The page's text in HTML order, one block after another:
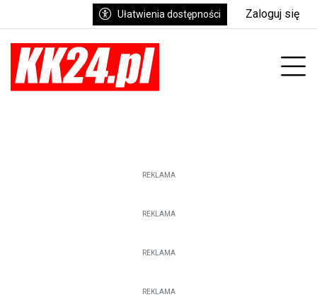
Ułatwienia dostępności Zaloguj się
REKLAMA
REKLAMA
REKLAMA
REKLAMA